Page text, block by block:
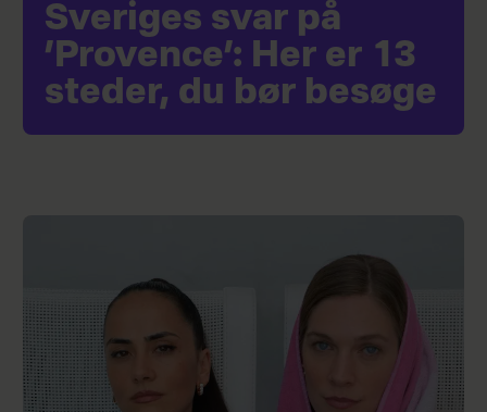
Sveriges svar på
’Provence’: Her er 13
steder, du bør besøge